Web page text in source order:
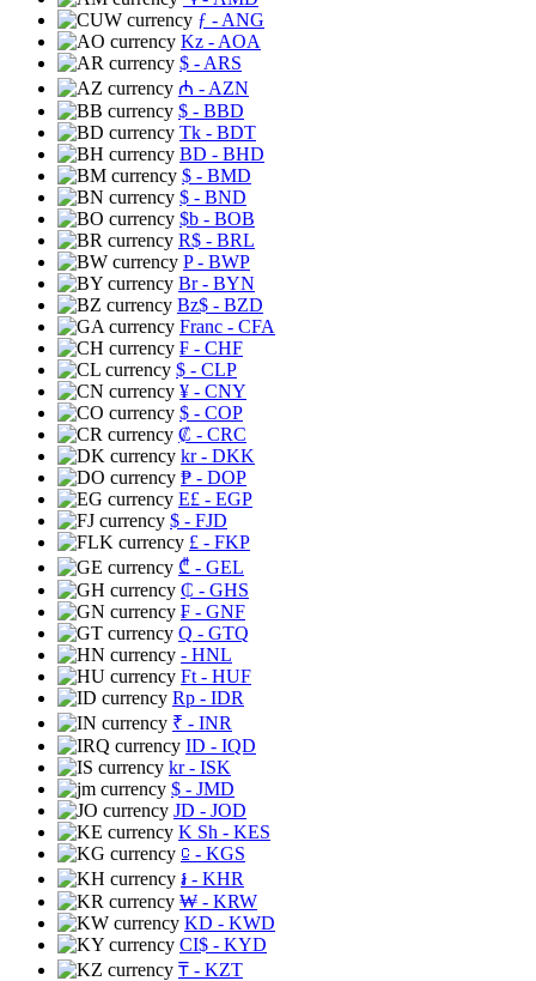
ƒ - ANG
Kz - AOA
$ - ARS
₼ - AZN
$ - BBD
Tk - BDT
BD - BHD
$ - BMD
$ - BND
$b - BOB
R$ - BRL
P- BWP
Br- BYN
Bz$ - BZD
Franc - CFA
₣ - CHF
$ - CLP
¥ - CNY
$ - COP
₡ - CRC
kr- DKK
₱ - DOP
E£ - EGP
$ - FJD
£ - FKP
₾ - GEL
₵ - GHS
₣ - GNF
Q - GTQ
- HNL
Ft - HUF
Rp - IDR
₹ - INR
ID - IQD
kr- ISK
$ - JMD
JD - JOD
K Sh - KES
⃀ - KGS
៛ - KHR
₩ - KRW
KD - KWD
CI$ - KYD
₸ - KZT